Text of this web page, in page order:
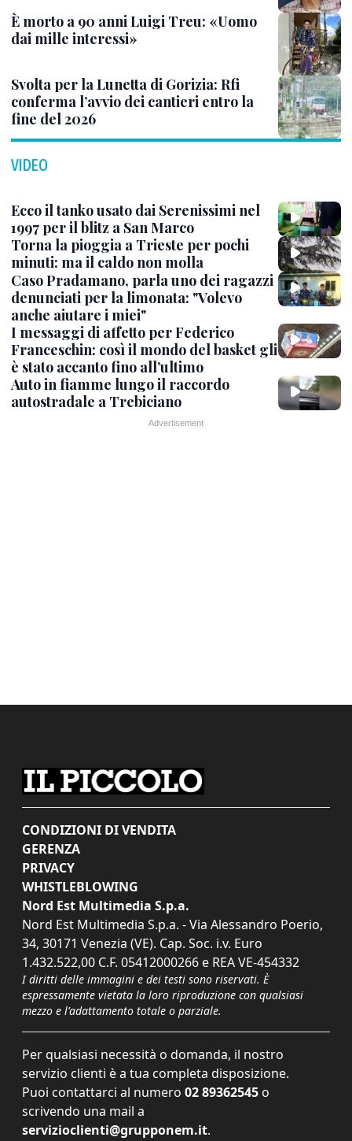
È morto a 90 anni Luigi Treu: «Uomo
dai mille interessi»
Svolta per la Lunetta di Gorizia: Rfi
conferma l’avvio dei cantieri entro la
fine del 2026
VIDEO
Ecco il tanko usato dai Serenissimi nel
1997 per il blitz a San Marco
Torna la pioggia a Trieste per pochi
minuti: ma il caldo non molla
Caso Pradamano, parla uno dei ragazzi
denunciati per la limonata: "Volevo
anche aiutare i miei"
I messaggi di affetto per Federico
Franceschin: così il mondo del basket gli
è stato accanto fino all’ultimo
Auto in fiamme lungo il raccordo
autostradale a Trebiciano
CONDIZIONI DI VENDITA
GERENZA
PRIVACY
WHISTLEBLOWING
Nord Est Multimedia S.p.a.
Nord Est Multimedia S.p.a. - Via Alessandro Poerio,
34, 30171 Venezia (VE). Cap. Soc. i.v. Euro
1.432.522,00 C.F. 05412000266 e REA VE-454332
I diritti delle immagini e dei testi sono riservati. È
espressamente vietata la loro riproduzione con qualsiasi
mezzo e l'adattamento totale o parziale.
Per qualsiasi necessità o domanda, il nostro
servizio clienti è a tua completa disposizione.
Puoi contattarci al numero 02 89362545 o
scrivendo una mail a
servizioclienti@grupponem.it.